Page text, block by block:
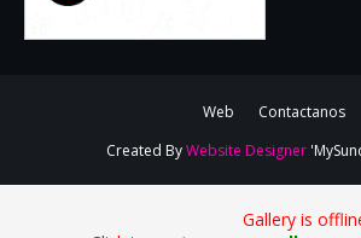
Web
Contactanos
Created ByWebsite Designer
Gallery is